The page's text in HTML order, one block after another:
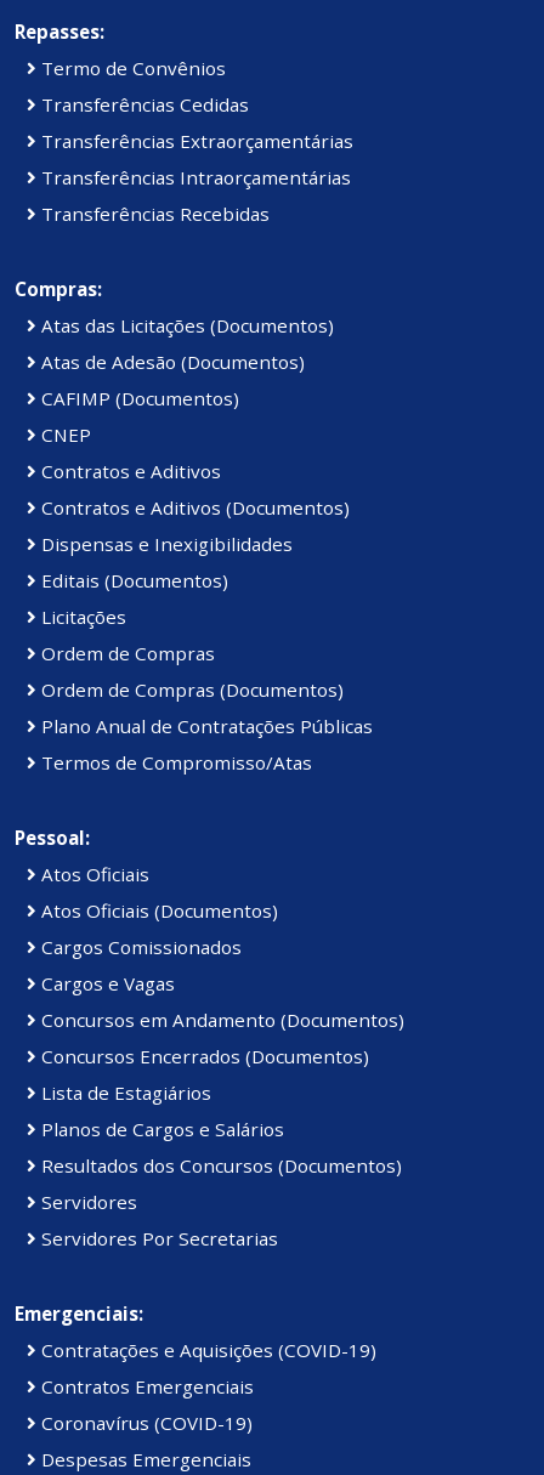
Repasses:
Termo de Convênios
Transferências Cedidas
Transferências Extraorçamentárias
Transferências Intraorçamentárias
Transferências Recebidas
Compras:
Atas das Licitações (Documentos)
Atas de Adesão (Documentos)
CAFIMP (Documentos)
CNEP
Contratos e Aditivos
Contratos e Aditivos (Documentos)
Dispensas e Inexigibilidades
Editais (Documentos)
Licitações
Ordem de Compras
Ordem de Compras (Documentos)
Plano Anual de Contratações Públicas
Termos de Compromisso/Atas
Pessoal:
Atos Oficiais
Atos Oficiais (Documentos)
Cargos Comissionados
Cargos e Vagas
Concursos em Andamento (Documentos)
Concursos Encerrados (Documentos)
Lista de Estagiários
Planos de Cargos e Salários
Resultados dos Concursos (Documentos)
Servidores
Servidores Por Secretarias
Emergenciais:
Contratações e Aquisições (COVID-19)
Contratos Emergenciais
Coronavírus (COVID-19)
Despesas Emergenciais